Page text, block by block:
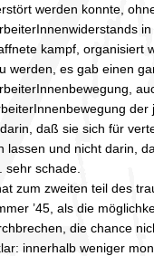
werden konnte,
in
kampf, organisiert
werden, es gab einen
der
daß sie sich für
lassen und nicht darin,
sehr schade.
zum zweiten teil des
’45, als die
die chance
innerhalb weniger